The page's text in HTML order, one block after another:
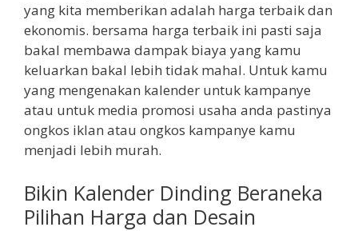
yang kita memberikan adalah harga terbaik dan
ekonomis. bersama harga terbaik ini pasti saja
bakal membawa dampak biaya yang kamu
keluarkan bakal lebih tidak mahal. Untuk kamu
yang mengenakan kalender untuk kampanye
atau untuk media promosi usaha anda pastinya
ongkos iklan atau ongkos kampanye kamu
menjadi lebih murah.
Bikin Kalender Dinding Beraneka
Pilihan Harga dan Desain